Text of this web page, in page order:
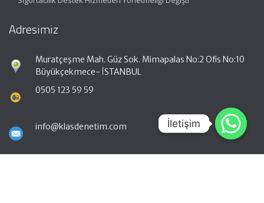
Adresimiz
Muratçeşme Mah. Güz Sok. Mimapalas No:2 Ofis No:10
Büyükçekmece- İSTANBUL
0505 123 59 59
info@klasdenetim.com İletişim
İletişim